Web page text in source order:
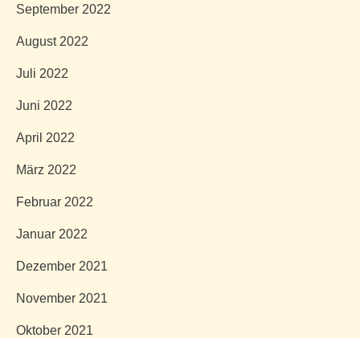
September 2022
August 2022
Juli 2022
Juni 2022
April 2022
März 2022
Februar 2022
Januar 2022
Dezember 2021
November 2021
Oktober 2021